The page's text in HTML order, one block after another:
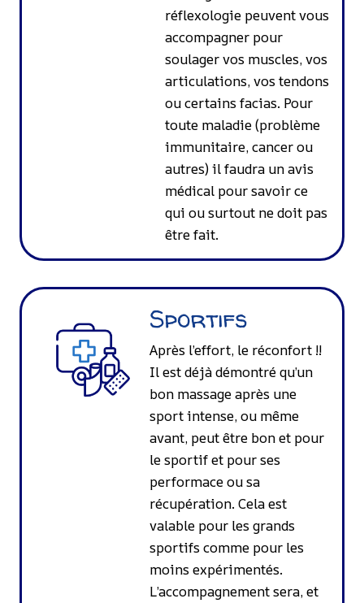
réflexologie peuvent vous
accompagner pour
soulager vos muscles, vos
articulations, vos tendons
ou certains facias. Pour
toute maladie (problème
immunitaire, cancer ou
autres) il faudra un avis
médical pour savoir ce
qui ou surtout ne doit pas
être fait.
Sportifs
Après l’effort, le réconfort !!
Il est déjà démontré qu’un
bon massage après une
sport intense, ou même
avant, peut être bon et pour
le sportif et pour ses
performace ou sa
récupération. Cela est
valable pour les grands
sportifs comme pour les
moins expérimentés.
L’accompagnement sera, et